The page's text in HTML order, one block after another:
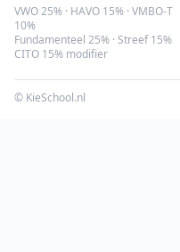
VWO 25% · HAVO 15% · VMBO-T
10%
Fundamenteel 25% · Streef 15%
CITO 15% modifier
© KieSchool.nl